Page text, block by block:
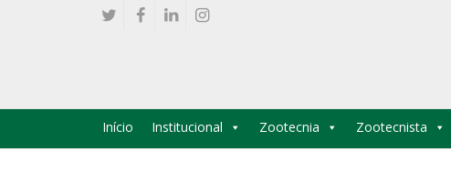
Início Institucional Zootecnia Zootecnista